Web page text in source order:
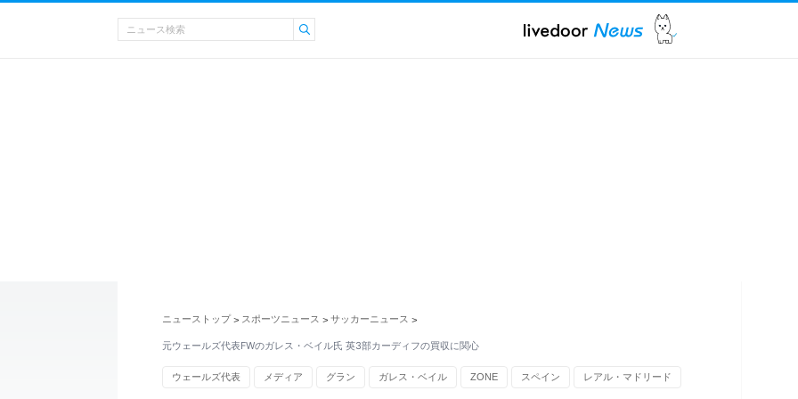
ニューストップ > スポーツニュース > サッカーニュース >
元ウェールズ代表FWのガレス・ベイル氏 英3部カーディフの買収に関心
ウェールズ代表 メディア グラン ガレス・ベイル ZONE スペイン レアル・マドリード